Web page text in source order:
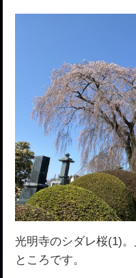
光明寺のシダレ桜(1)
ところです。